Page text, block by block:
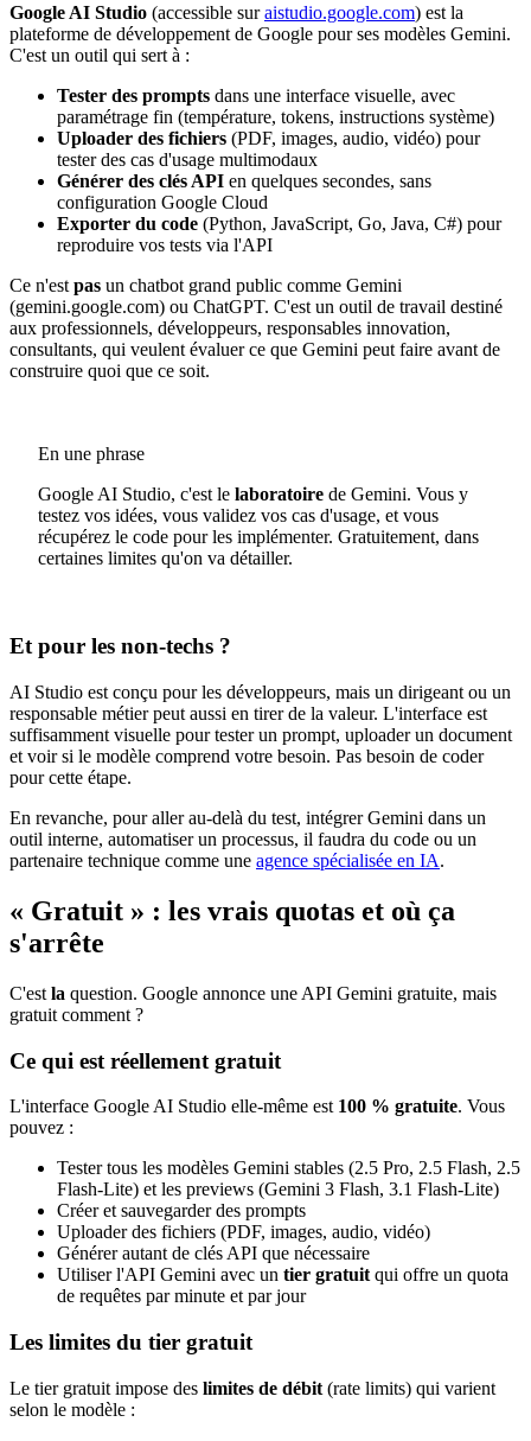
Google AI Studio (accessible suraistudio.google.com) est la
plateforme de développement de Google pour ses modèles Gemini.
C'est un outil qui sert à :
Tester des prompts dans une interface visuelle, avec
paramétrage fin (température, tokens, instructions système)
Uploader des fichiers (PDF, images, audio, vidéo) pour
tester des cas d'usage multimodaux
Générer des clés API en quelques secondes, sans
configuration Google Cloud
Exporter du code (Python, JavaScript, Go, Java, C#) pour
reproduire vos tests via l'API
Ce n'est pas un chatbot grand public comme Gemini
(gemini.google.com) ou ChatGPT. C'est un outil de travail destiné
aux professionnels, développeurs, responsables innovation,
consultants, qui veulent évaluer ce que Gemini peut faire avant de
construire quoi que ce soit.
En une phrase
Google AI Studio, c'est le laboratoire de Gemini. Vous y
testez vos idées, vous validez vos cas d'usage, et vous
récupérez le code pour les implémenter. Gratuitement, dans
certaines limites qu'on va détailler.
Et pour les non-techs ?
AI Studio est conçu pour les développeurs, mais un dirigeant ou un
responsable métier peut aussi en tirer de la valeur. L'interface est
suffisamment visuelle pour tester un prompt, uploader un document
et voir si le modèle comprend votre besoin. Pas besoin de coder
pour cette étape.
En revanche, pour aller au-delà du test, intégrer Gemini dans un
outil interne, automatiser un processus, il faudra du code ou un
partenaire technique comme une agence spécialisée en IA.
« Gratuit » : les vrais quotas et où ça
s'arrête
C'est la question. Google annonce une API Gemini gratuite, mais
gratuit comment ?
Ce qui est réellement gratuit
L'interface Google AI Studio elle-même est 100 % gratuite. Vous
pouvez :
Tester tous les modèles Gemini stables (2.5 Pro, 2.5 Flash, 2.5
Flash-Lite) et les previews (Gemini 3 Flash, 3.1 Flash-Lite)
Créer et sauvegarder des prompts
Uploader des fichiers (PDF, images, audio, vidéo)
Générer autant de clés API que nécessaire
Utiliser l'API Gemini avec un tier gratuit qui offre un quota
de requêtes par minute et par jour
Les limites du tier gratuit
Le tier gratuit impose des limites de débit (rate limits) qui varient
selon le modèle :